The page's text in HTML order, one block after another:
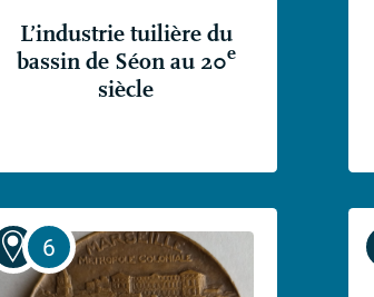
L’industrie tuilière du
bassin de Séon au 20e
siècle